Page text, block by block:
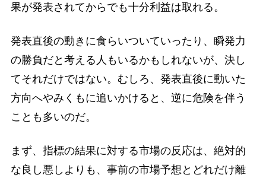
果が発表されてからでも十分利益は取れる。
発表直後の動きに食らいついていったり、瞬発力
の勝負だと考える人もいるかもしれないが、決し
てそれだけではない。むしろ、発表直後に動いた
方向へやみくもに追いかけると、逆に危険を伴う
ことも多いのだ。
まず、指標の結果に対する市場の反応は、絶対的
な良し悪しよりも、事前の市場予想とどれだけ離